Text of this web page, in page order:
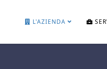
L'AZIENDA